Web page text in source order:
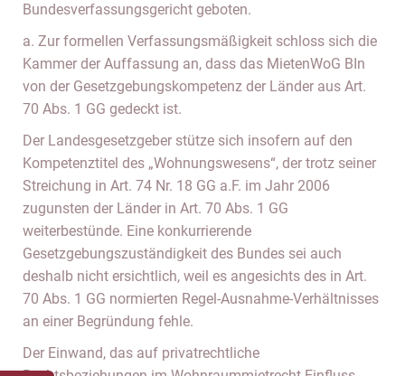
Bundesverfassungsgericht geboten.
a. Zur formellen Verfassungsmäßigkeit schloss sich die
Kammer der Auffassung an, dass das MietenWoG BIn
von der Gesetzgebungskompetenz der Länder aus Art.
70 Abs. 1 GG gedeckt ist.
Der Landesgesetzgeber stütze sich insofern auf den
Kompetenztitel des „Wohnungswesens“, der trotz seiner
Streichung in Art. 74 Nr. 18 GG a.F. im Jahr 2006
zugunsten der Länder in Art. 70 Abs. 1 GG
weiterbestünde. Eine konkurrierende
Gesetzgebungszuständigkeit des Bundes sei auch
deshalb nicht ersichtlich, weil es angesichts des in Art.
70 Abs. 1 GG normierten Regel-Ausnahme-Verhältnisses
an einer Begründung fehle.
Der Einwand, das auf privatrechtliche